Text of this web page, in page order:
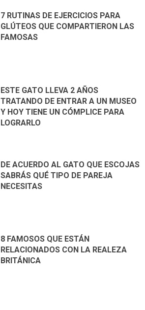
7 RUTINAS DE EJERCICIOS PARA
GLÚTEOS QUE COMPARTIERON LAS
FAMOSAS
ESTE GATO LLEVA 2 AÑOS
TRATANDO DE ENTRAR A UN MUSEO
Y HOY TIENE UN CÓMPLICE PARA
LOGRARLO
DE ACUERDO AL GATO QUE ESCOJAS
SABRÁS QUÉ TIPO DE PAREJA
NECESITAS
8 FAMOSOS QUE ESTÁN
RELACIONADOS CON LA REALEZA
BRITÁNICA